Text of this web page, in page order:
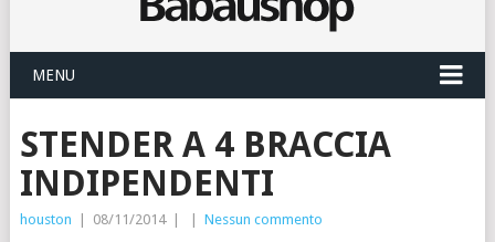
MENU
STENDER A 4 BRACCIA
INDIPENDENTI
houston 08/11/2014 Nessun commento